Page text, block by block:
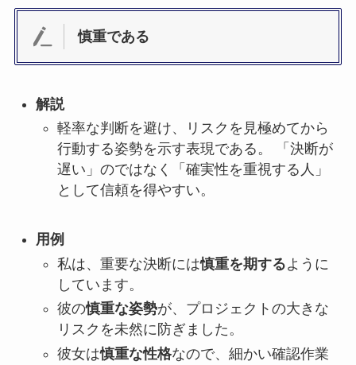
慎重である
解説
軽率な判断を避け、リスクを見極めてから
行動する姿勢を示す表現である。 「決断が
遅い」のではなく「確実性を重視する人」
として信頼を得やすい。
用例
私は、重要な決断には慎重を期するように
しています。
彼の慎重な姿勢が、プロジェクトの大きな
リスクを未然に防ぎました。
彼女は慎重な性格なので、細かい確認作業